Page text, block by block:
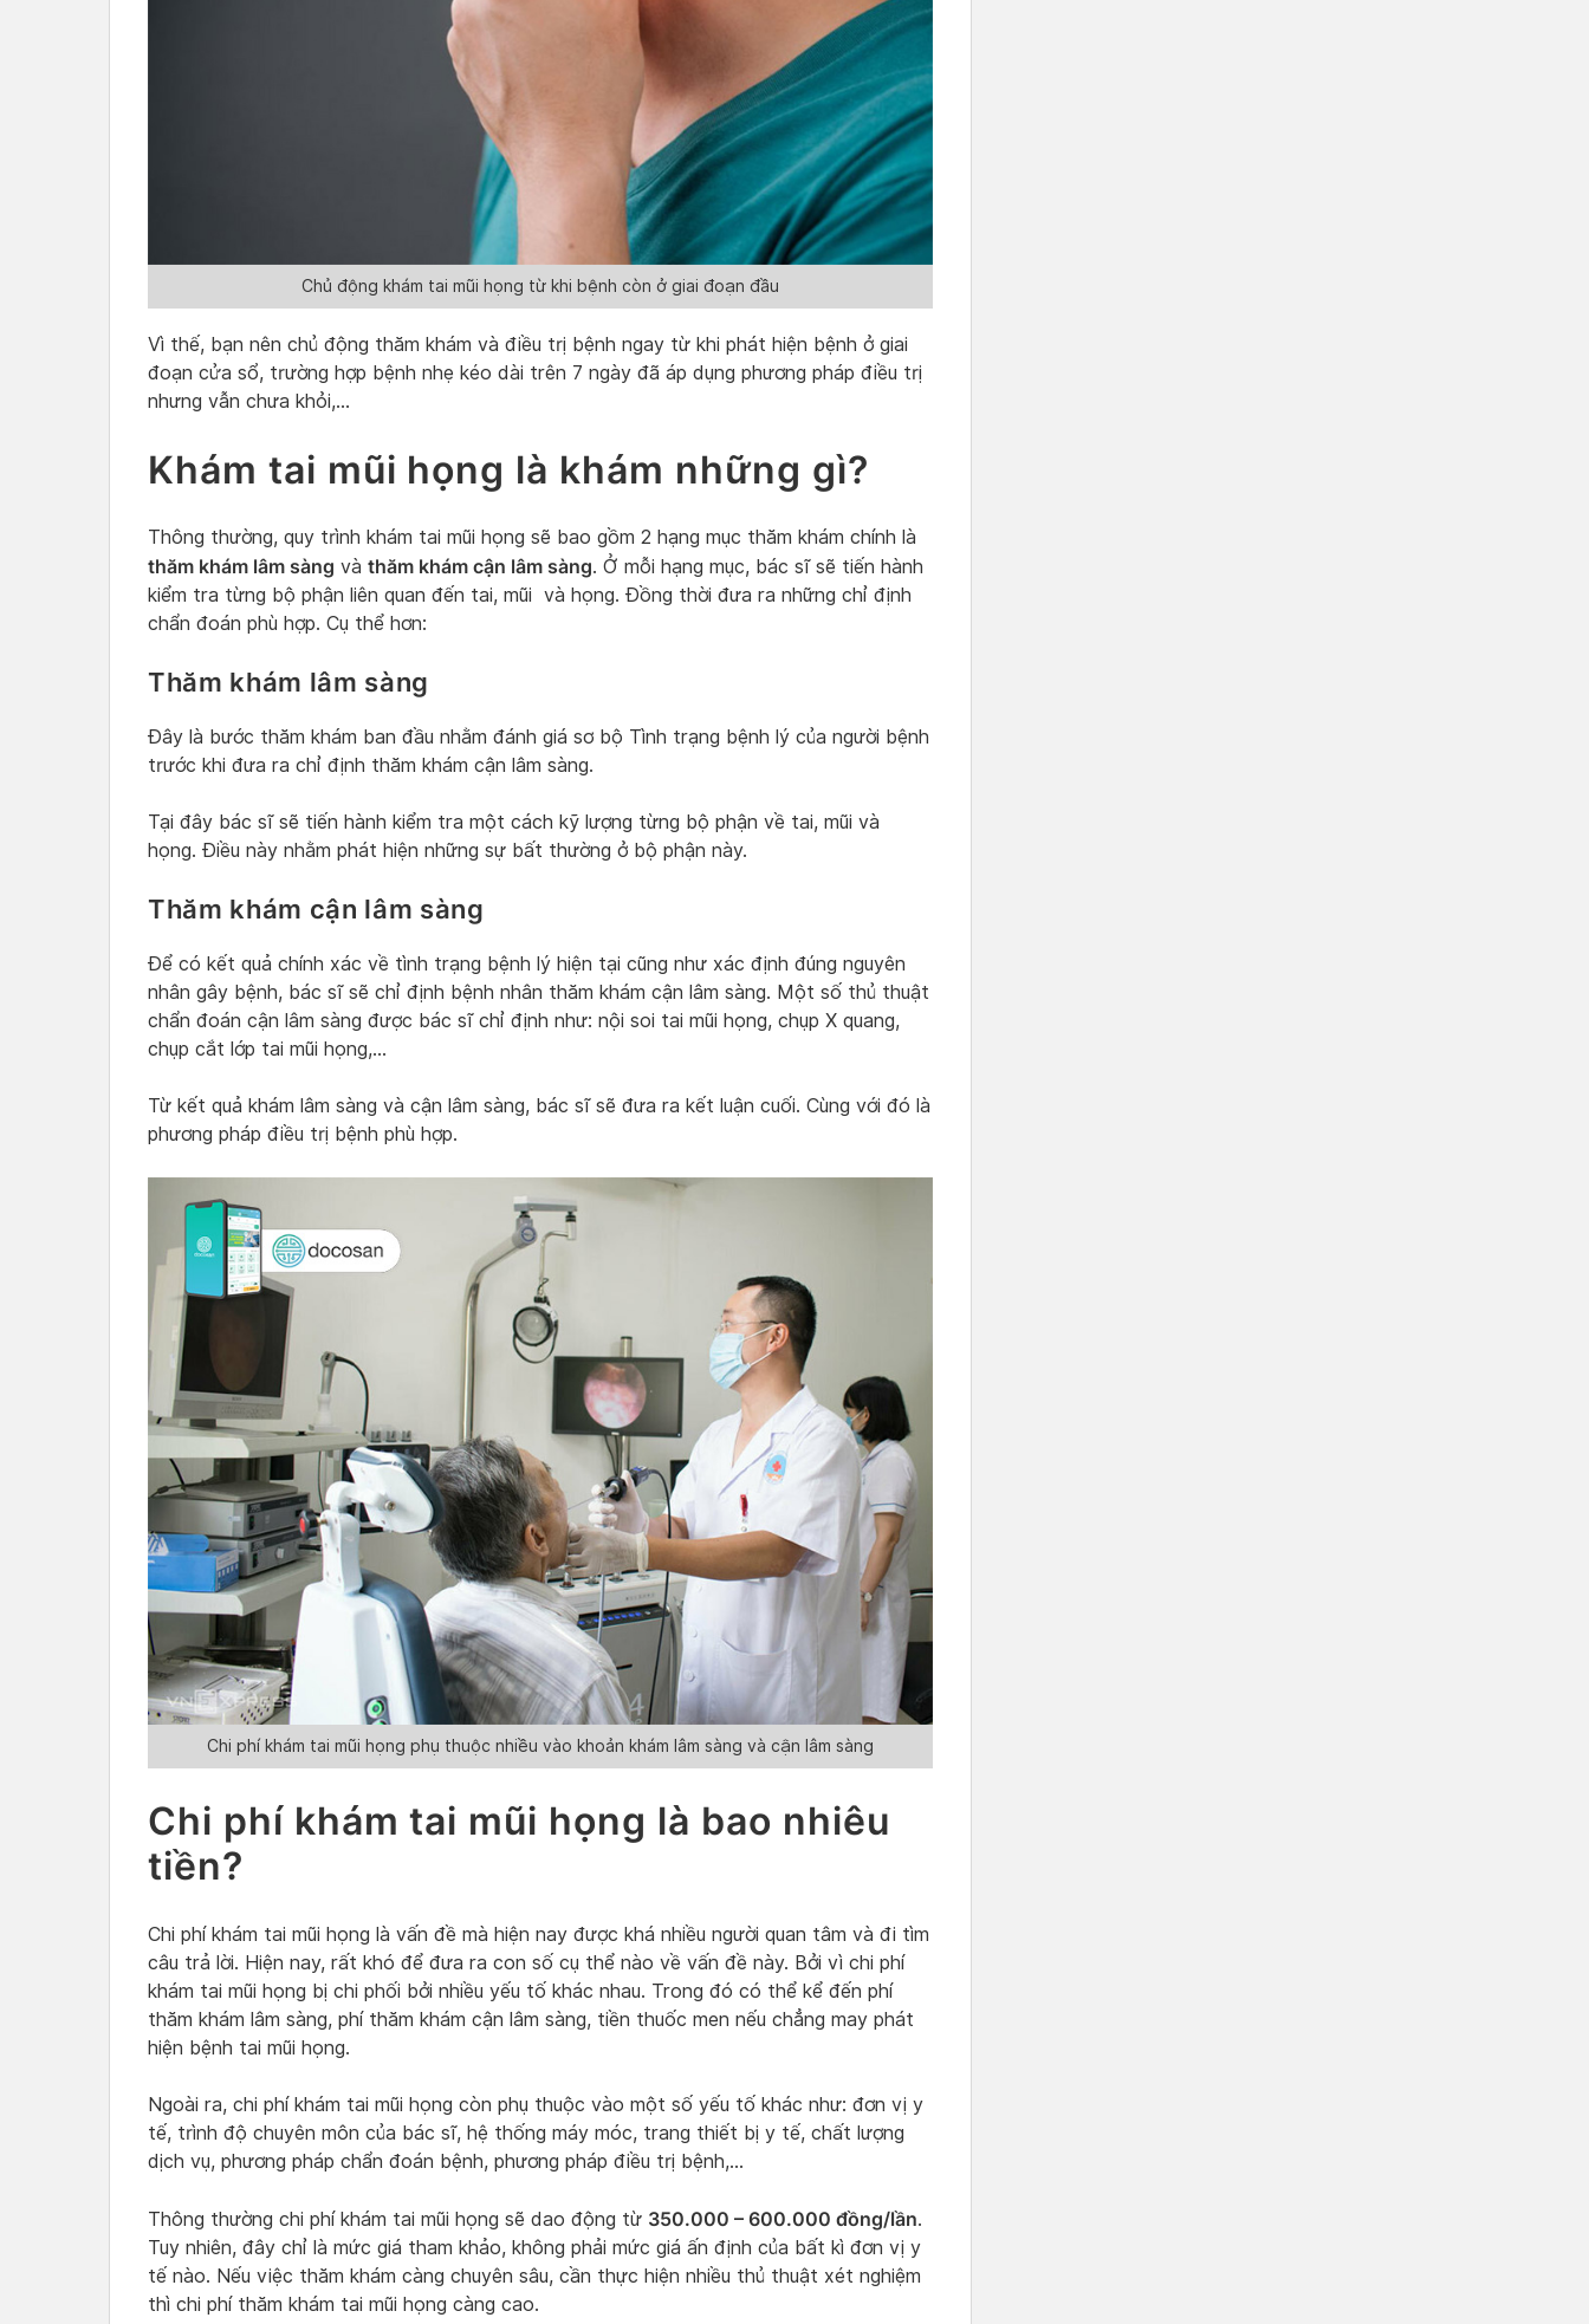
Chủ động khám tai mũi họng từ khi bệnh còn ở giai đoạn đầu
Vì thế, bạn nên chủ động thăm khám và điều trị bệnh ngay từ khi phát hiện bệnh ở giai
đoạn cửa sổ, trường hợp bệnh nhẹ kéo dài trên 7 ngày đã áp dụng phương pháp điều trị
nhưng vẫn chưa khỏi,…
Khám tai mũi họng là khám những gì?
Thông thường, quy trình khám tai mũi họng sẽ bao gồm 2 hạng mục thăm khám chính là
thăm khám lâm sàng và thăm khám cận lâm sàng. Ở mỗi hạng mục, bác sĩ sẽ tiến hành
kiểm tra từng bộ phận liên quan đến tai, mũi và họng. Đồng thời đưa ra những chỉ định
chẩn đoán phù hợp. Cụ thể hơn:
Thăm khám lâm sàng
Đây là bước thăm khám ban đầu nhằm đánh giá sơ bộ Tình trạng bệnh lý của người bệnh
trước khi đưa ra chỉ định thăm khám cận lâm sàng.
Tại đây bác sĩ sẽ tiến hành kiểm tra một cách kỹ lượng từng bộ phận về tai, mũi và
họng. Điều này nhằm phát hiện những sự bất thường ở bộ phận này.
Thăm khám cận lâm sàng
Để có kết quả chính xác về tình trạng bệnh lý hiện tại cũng như xác định đúng nguyên
nhân gây bệnh, bác sĩ sẽ chỉ định bệnh nhân thăm khám cận lâm sàng. Một số thủ thuật
chẩn đoán cận lâm sàng được bác sĩ chỉ định như: nội soi tai mũi họng, chụp X quang,
chụp cắt lớp tai mũi họng,…
Từ kết quả khám lâm sàng và cận lâm sàng, bác sĩ sẽ đưa ra kết luận cuối. Cùng với đó là
phương pháp điều trị bệnh phù hợp.
Chi phí khám tai mũi họng phụ thuộc nhiều vào khoản khám lâm sàng và cận lâm sàng
Chi phí khám tai mũi họng là bao nhiêu
tiền?
Chi phí khám tai mũi họng là vấn đề mà hiện nay được khá nhiều người quan tâm và đi tìm
câu trả lời. Hiện nay, rất khó để đưa ra con số cụ thể nào về vấn đề này. Bởi vì chi phí
khám tai mũi họng bị chi phối bởi nhiều yếu tố khác nhau. Trong đó có thể kể đến phí
thăm khám lâm sàng, phí thăm khám cận lâm sàng, tiền thuốc men nếu chẳng may phát
hiện bệnh tai mũi họng.
Ngoài ra, chi phí khám tai mũi họng còn phụ thuộc vào một số yếu tố khác như: đơn vị y
tế, trình độ chuyên môn của bác sĩ, hệ thống máy móc, trang thiết bị y tế, chất lượng
dịch vụ, phương pháp chẩn đoán bệnh, phương pháp điều trị bệnh,…
Thông thường chi phí khám tai mũi họng sẽ dao động từ 350.000 – 600.000 đồng/lần.
Tuy nhiên, đây chỉ là mức giá tham khảo, không phải mức giá ấn định của bất kì đơn vị y
tế nào. Nếu việc thăm khám càng chuyên sâu, cần thực hiện nhiều thủ thuật xét nghiệm
thì chi phí thăm khám tai mũi họng càng cao.